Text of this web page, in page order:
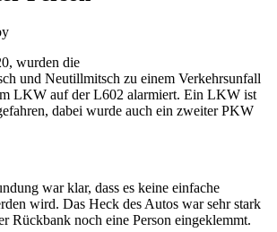
wurden die
und Neutillmitsch zu einem Verkehrsunfall
LKW auf der L602 alarmiert. Ein LKW ist
dabei wurde auch ein zweiter PKW
war klar, dass es keine einfache
wird. Das Heck des Autos war sehr stark
Rückbank noch eine Person eingeklemmt.